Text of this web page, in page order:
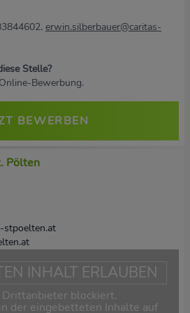
erwin.silberbauer@caritas-
Stelle?
Bewerbung.
BEWERBEN
Pölten
stpoelten.at
INHALT ERLAUBEN
Drittanbieter blockiert.
der eingebetteten Inhalte auf